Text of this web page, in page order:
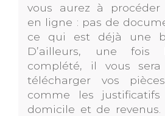
vous aurez à procéder
en ligne : pas de
ce qui est déjà une
D’ailleurs, une fois
complété, il vous
télécharger vos
comme les justificatifs
domicile et de